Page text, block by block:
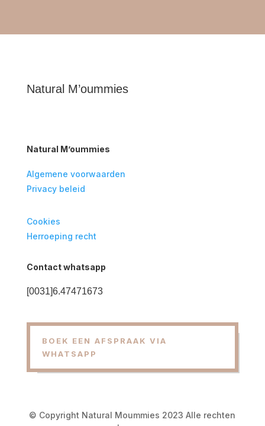
Natural M’oummies
Natural M’oummies
Algemene voorwaarden
Privacy beleid
Cookies
Herroeping recht
Contact whatsapp
[0031]6.47471673
BOEK EEN AFSPRAAK VIA
WHATSAPP
© Copyright Natural Moummies 2023 Alle rechten